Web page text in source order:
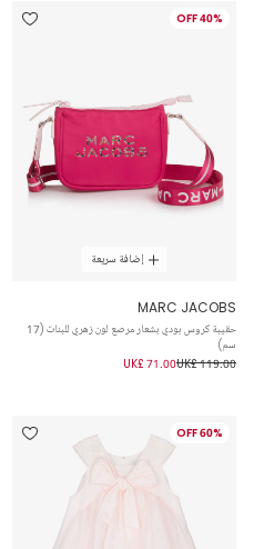
40% OFF
إضافة سريعة
MARC JACOBS
حقيبة كروس بودي بشعار مرصع لون زهري للبنات (17
سم)
UK£ 119.00
UK£ 71.00
60% OFF